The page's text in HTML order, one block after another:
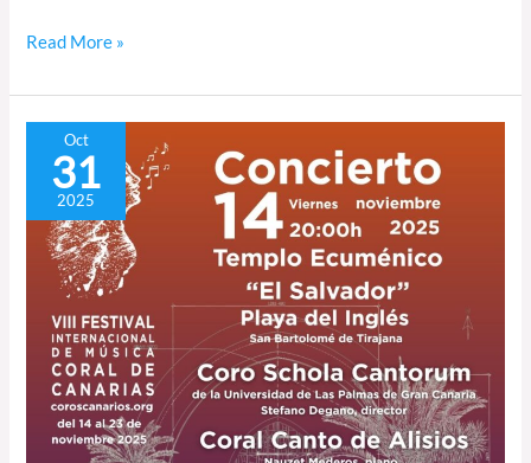
Read More »
Oct
31
2025
Inauguración
VIII
FIMCC
Templo
Ecuménico